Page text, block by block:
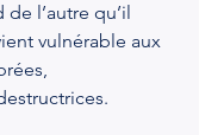
l’autre qu’il
vulnérable aux